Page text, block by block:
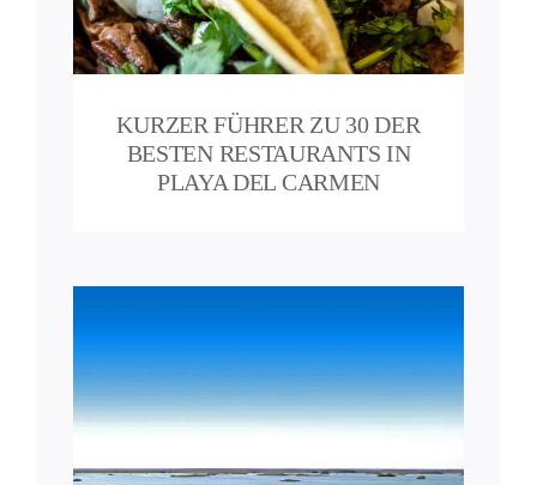
KURZER FÜHRER ZU 30 DER
BESTEN RESTAURANTS IN
PLAYA DEL CARMEN